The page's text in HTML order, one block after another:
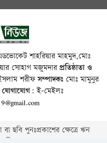
শাহরিয়ার মাহমুদ,মোঃ
সোহাগ মজুমদারপ্রতিষ্ঠাতা ও
শরীফসম্পাদকঃ মোঃ মামুনুর
যোগাযোগ: ই-মেইলঃ
ছবি পুনঃপ্রকাশের ক্ষেত্রে ঋন